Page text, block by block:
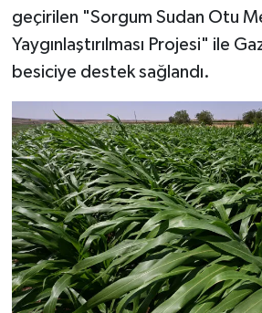
geçirilen "Sorgum Sudan Otu
Yaygınlaştırılması Projesi" ile
besiciye destek sağlandı.
Yemek